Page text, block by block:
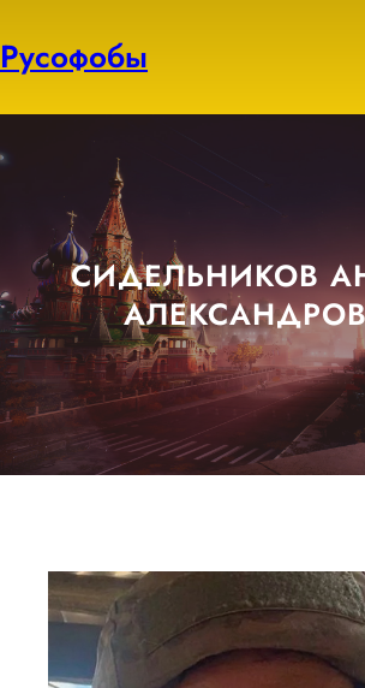
к
содержимому
Русофобы
СИДЕЛЬНИКОВ